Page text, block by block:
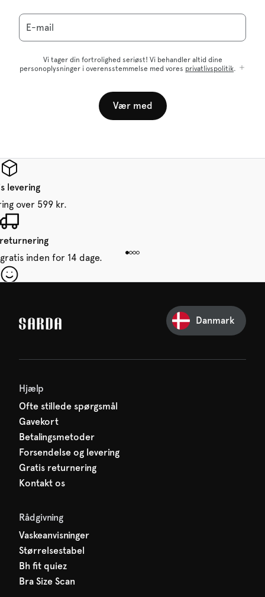
E-mail
Vi tager din fortrolighed seriøst! Vi behandler altid dine
personoplysninger i overensstemmelse med vores privatlivspolitik.
Vær med
levering
over 599 kr.
inden for 14 dage.
allerede på dig!
Danmark
Hjælp
Ofte stillede spørgsmål
Gavekort
Betalingsmetoder
Forsendelse og levering
Gratis returnering
Kontakt os
Rådgivning
Vaskeanvisninger
Størrelsestabel
Bh fit quiez
Bra Size Scan